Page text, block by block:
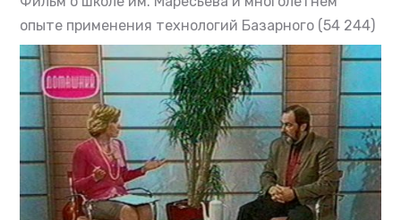
опыте применения технологий Базарного (54 244)